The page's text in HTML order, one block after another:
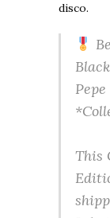
disco.
This